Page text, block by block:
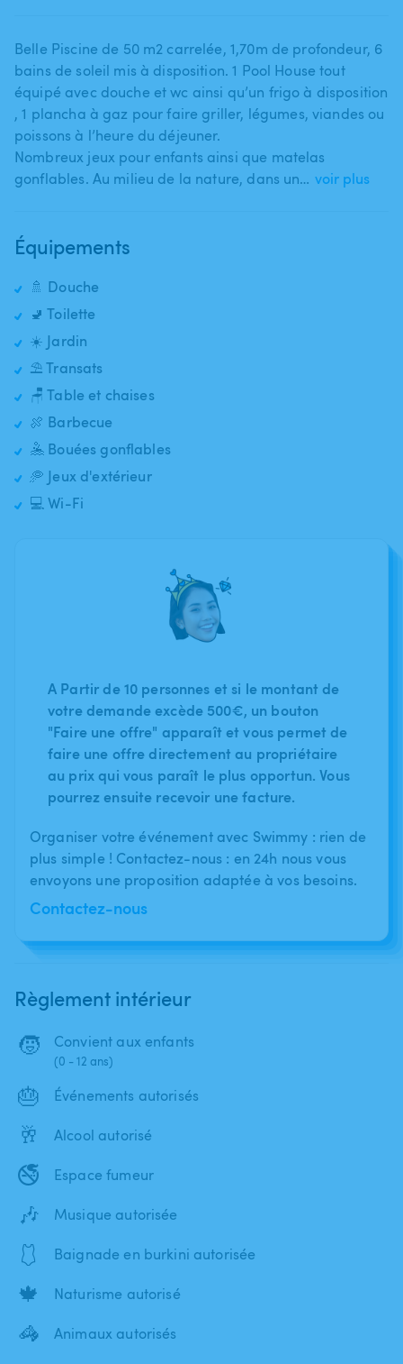
Belle Piscine de 50 m2 carrelée​,​ 1​,​70m de profondeur​,​ 6
bains de soleil mis à disposition. 1 Pool House tout
équipé avec douche et wc ainsi qu’un frigo à disposition​
,​ 1 plancha à gaz pour faire griller​,​ légumes​,​ viandes ou
poissons à l’heure du déjeuner.
Nombreux jeux pour enfants ainsi que matelas
gonflables. Au milieu de la nature​,​ dans un… voir plus
Équipements
🚿 Douche
🚽 Toilette
☀️ Jardin
⛱️ Transats
🪑 Table et chaises
🍖 Barbecue
🤽 Bouées gonflables
🥏 Jeux d'extérieur
💻 Wi-Fi
A Partir de 10 personnes et si le montant de
votre demande excède 500€, un bouton
"Faire une offre" apparaît et vous permet de
faire une offre directement au propriétaire
au prix qui vous paraît le plus opportun. Vous
pourrez ensuite recevoir une facture.
Organiser votre événement avec Swimmy : rien de
plus simple ! Contactez-nous : en 24h nous vous
envoyons une proposition adaptée à vos besoins.
Contactez-nous
Règlement intérieur
🧒 Convient aux enfants
(0 - 12 ans)
🎂 Événements autorisés
🥂 Alcool autorisé
🚭 Espace fumeur
🎶 Musique autorisée
🩱 Baignade en burkini autorisée
🍁 Naturisme autorisé
🦓 Animaux autorisés